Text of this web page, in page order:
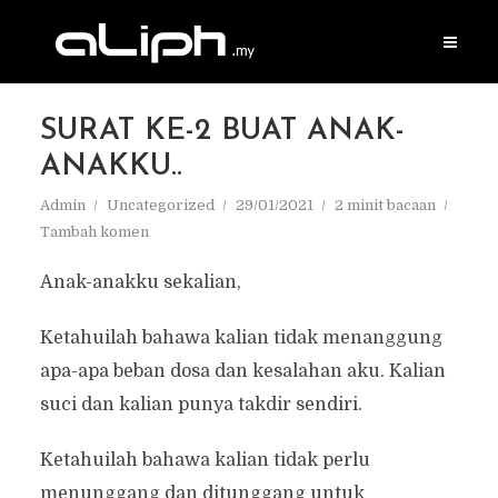
SURAT KE-2 BUAT ANAK-
ANAKKU..
Admin Uncategorized 29/01/2021
2 minit bacaan
Tambah komen
Anak-anakku sekalian,
Ketahuilah bahawa kalian tidak menanggung
apa-apa beban dosa dan kesalahan aku. Kalian
suci dan kalian punya takdir sendiri.
Ketahuilah bahawa kalian tidak perlu
menunggang dan ditunggang untuk